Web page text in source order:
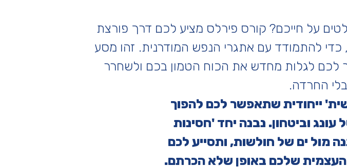
על חייכם? קורס פירלס מציע לכם דרך פורצת
להתמודד עם אתגרי הנפש המודרנית. זהו מסע
לכם לגלות מחדש את הכוח הטמון בכם ולשחרר
החרדה.
ייחודית שתאפשר לכם להפוך
עונג וביטחון. נבנה יחד 'חסינות
מול ים של חולשות, ותסייע לכם
העצמית שלכם באופן שלא הכרתם.